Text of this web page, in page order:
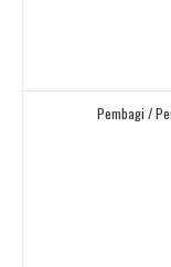
Pembagi /